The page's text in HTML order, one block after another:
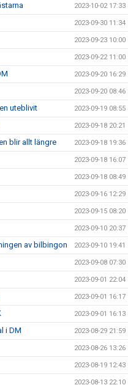
2023-10-02 17:33
2023-09-30 11:34
2023-09-23 10:00
2023-09-22 11:00
2023-09-20 16:29
2023-09-20 08:46
uteblivit 2023-09-19 08:55
2023-09-18 20:21
blir allt längre 2023-09-18 19:36
2023-09-18 16:07
2023-09-18 08:49
2023-09-16 12:29
2023-09-15 08:20
2023-09-10 20:37
av bilbingon 2023-09-10 19:41
2023-09-08 07:30
2023-09-01 22:04
2023-09-01 16:17
2023-09-01 16:13
i DM 2023-08-29 21:59
2023-08-26 13:26
2023-08-19 12:43
2023-08-13 22:10